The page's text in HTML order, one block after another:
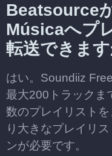
Beatsource
Músicaへプ
転送できます
はい。Soundiiz
最大200トラックま
数のプレイリスト
り大きなプレイリ
ンが必要です。